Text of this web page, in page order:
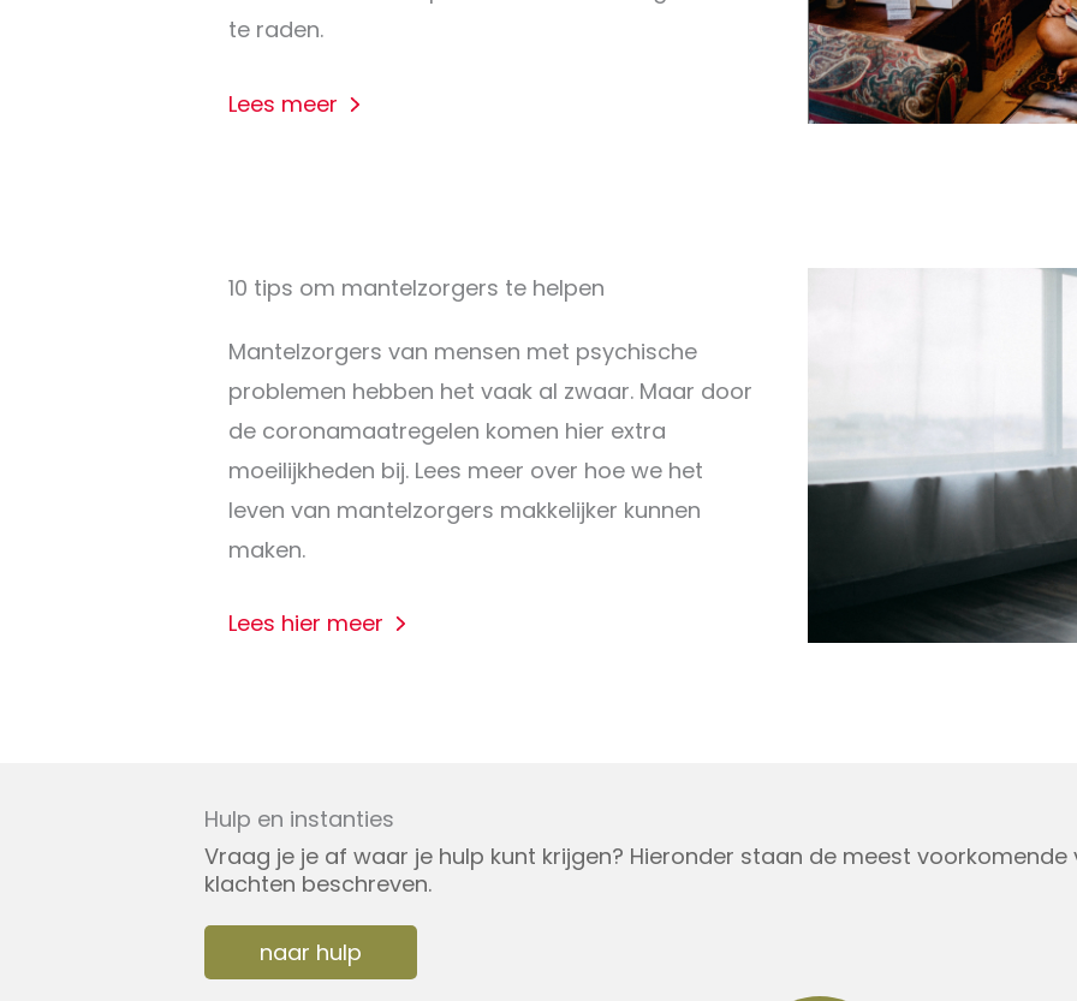
te raden.
Lees meer
10 tips om mantelzorgers te helpen
Mantelzorgers van mensen met psychische
problemen hebben het vaak al zwaar. Maar door
de coronamaatregelen komen hier extra
moeilijkheden bij. Lees meer over hoe we het
leven van mantelzorgers makkelijker kunnen
maken.
Lees hier meer
Hulp en instanties
Vraag je je af waar je hulp kunt krijgen? Hieronder staan de meest
klachten beschreven.
naar hulp